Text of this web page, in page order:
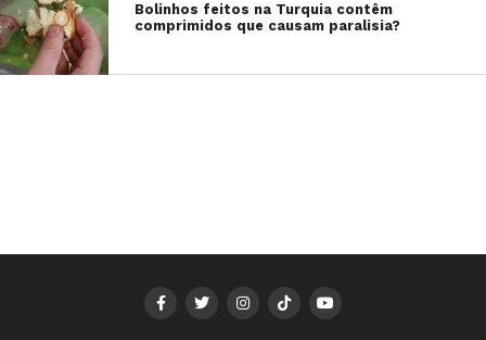
Bolinhos feitos na Turquia contêm
comprimidos que causam paralisia?